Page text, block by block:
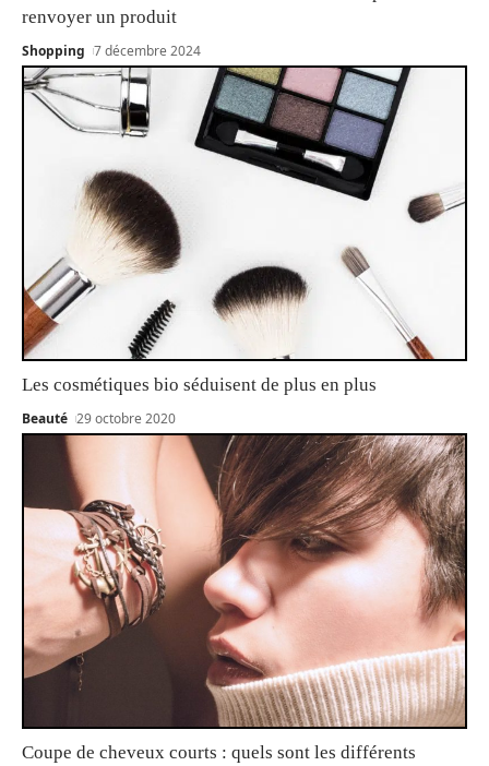
renvoyer un produit
Shopping 7 décembre 2024
Les cosmétiques bio séduisent de plus en plus
Beauté 29 octobre 2020
Coupe de cheveux courts : quels sont les différents